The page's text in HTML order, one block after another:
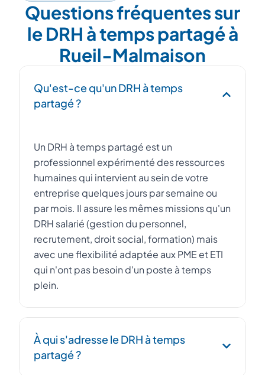
Questions fréquentes sur
le DRH à temps partagé à
Rueil-Malmaison
Qu'est-ce qu'un DRH à temps
partagé ?
Un DRH à temps partagé est un
professionnel expérimenté des ressources
humaines qui intervient au sein de votre
entreprise quelques jours par semaine ou
par mois. Il assure les mêmes missions qu'un
DRH salarié (gestion du personnel,
recrutement, droit social, formation) mais
avec une flexibilité adaptée aux PME et ETI
qui n'ont pas besoin d'un poste à temps
plein.
À qui s'adresse le DRH à temps
partagé ?